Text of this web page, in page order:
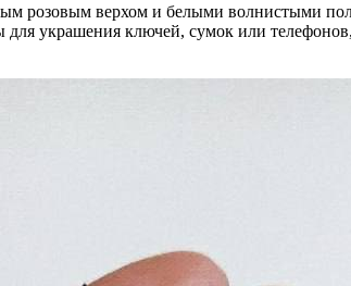
розовым верхом и белыми волнистыми
украшения ключей, сумок или